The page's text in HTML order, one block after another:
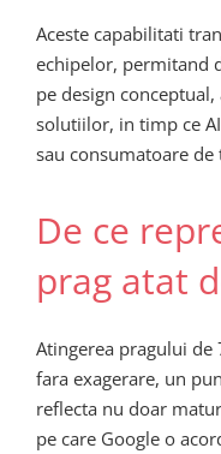
Aceste capabilitati
echipelor, permitand
pe design
solutiilor, in timp ce
sau consumatoare de
De ce
prag atat
Atingerea pragului de
fara exagerare, un
reflecta nu doar
pe care Google o